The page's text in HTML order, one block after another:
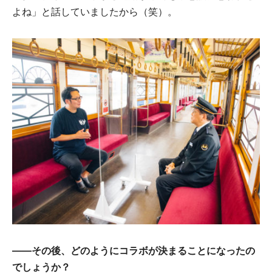
よね」と話していましたから（笑）。
――その後、どのようにコラボが決まることになったの
でしょうか？